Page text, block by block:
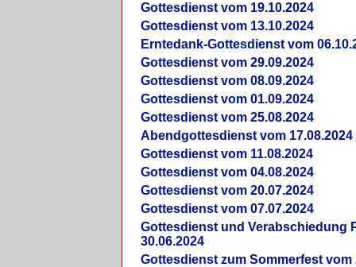
Gottesdienst vom 19.10.2024
Gottesdienst vom 13.10.2024
Erntedank-Gottesdienst vom
Gottesdienst vom 29.09.2024
Gottesdienst vom 08.09.2024
Gottesdienst vom 01.09.2024
Gottesdienst vom 25.08.2024
Abendgottesdienst vom 17.08.2024
Gottesdienst vom 11.08.2024
Gottesdienst vom 04.08.2024
Gottesdienst vom 20.07.2024
Gottesdienst vom 07.07.2024
Gottesdienst und Verabschiedung
30.06.2024
Gottesdienst zum Sommerfest vom